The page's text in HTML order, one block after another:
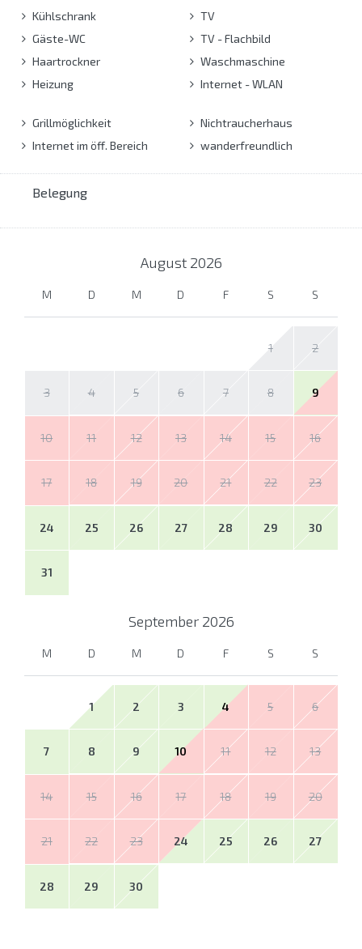
Kühlschrank
Gäste-WC
Haartrockner
Heizung
TV
TV - Flachbild
Waschmaschine
Internet - WLAN
Grillmöglichkeit
Internet im öff. Bereich
Nichtraucherhaus
wanderfreundlich
Belegung
August 2026
M D M D F S S
1 2
3 4 5 6 7 8 9
10 11 12 13 14 15 16
17 18 19 20 21 22 23
24 25 26 27 28 29 30
31
September 2026
M D M D F S S
1 2 3 4 5 6
7 8 9 10 11 12 13
14 15 16 17 18 19 20
21 22 23 24 25 26 27
28 29 30